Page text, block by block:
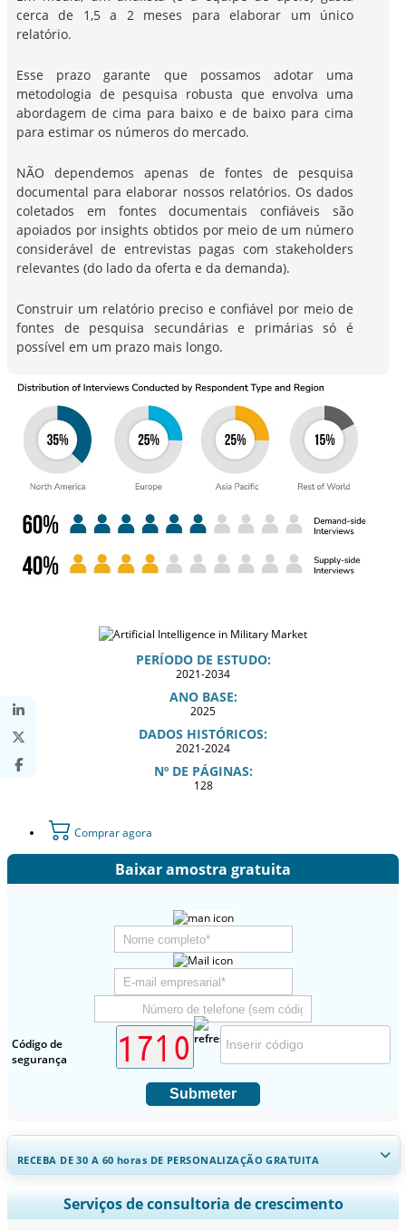
cerca de 1,5 a 2 meses para elaborar um único
relatório.
Esse prazo garante que possamos adotar uma
metodologia de pesquisa robusta que envolva uma
abordagem de cima para baixo e de baixo para cima
para estimar os números do mercado.
NÃO dependemos apenas de fontes de pesquisa
documental para elaborar nossos relatórios. Os dados
coletados em fontes documentais confiáveis são
apoiados por insights obtidos por meio de um número
considerável de entrevistas pagas com stakeholders
relevantes (do lado da oferta e da demanda).
Construir um relatório preciso e confiável por meio de
fontes de pesquisa secundárias e primárias só é
possível em um prazo mais longo.
PERÍODO DE ESTUDO:
2021-2034
ANO BASE:
2025
DADOS HISTÓRICOS:
2021-2024
Nº DE PÁGINAS:
128
Comprar agora
Baixar amostra gratuita
Código de
segurança
Submeter
RECEBA DE 30 A 60 horas DE PERSONALIZAÇÃO GRATUITA
Ampliar a cobertura regional e por país, Análise de segmentos,
Perfis de empresas, Benchmarking competitivo, e insights sobre o
Serviços de consultoria de crescimento